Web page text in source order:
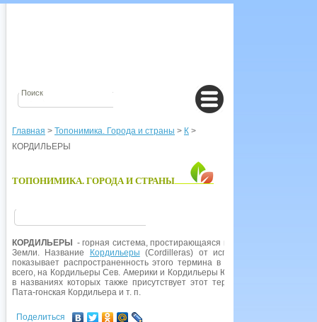
Главная > Топонимика. Города и страны > К >
КОРДИЛЬЕРЫ
ТОПОНИМИКА. ГОРОДА И СТРАНЫ
КОРДИЛЬЕРЫ - горная система, простирающаяся вдоль зап. окраины
Земли. Название
Кордильеры (Cordilleras) от исп. кордильера
показывает распространенность этого термина в оронимии горной
всего, на Кордильеры Сев. Америки и Кордильеры Юж. Америки (
в названиях которых также присутствует этот термин, например:
Пата-гонская Кордильера и т. п.
Поделиться